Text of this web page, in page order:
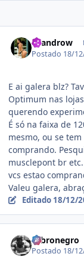
Leandrow
Postado 18/
E ai galera blz?
Optimum nas
querendo
É só na faixa de
mesmo, ou se
comprando.
musclepont br
vcs estao
Valeu galera,
Editado 18/12/
rubronegro
Postado 18/